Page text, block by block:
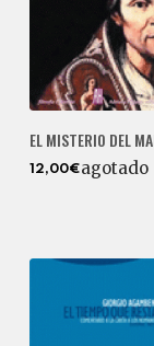
EL MISTERIO DEL
12,00€agotado